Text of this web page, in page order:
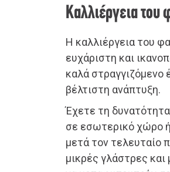
Καλλιέργεια του
Η καλλιέργεια του
ευχάριστη και
καλά
βέλτιστη ανάπτυξη.
Έχετε τη
σε εσωτερικό χώρο
μετά τον τελευταίο
μικρές γλάστρες